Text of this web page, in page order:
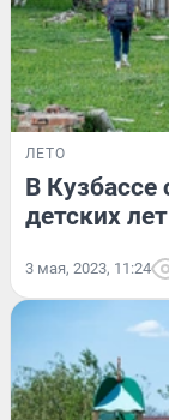
ЛЕТО
В Кузбассе
детских
3 мая, 2023, 11:24